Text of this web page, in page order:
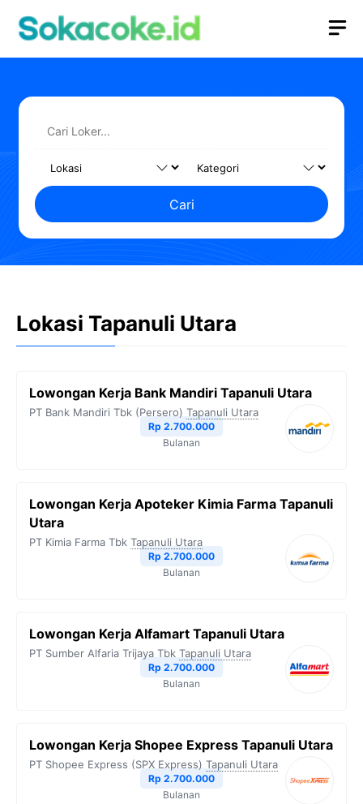
Cari
Lokasi Tapanuli Utara
Lowongan Kerja Bank Mandiri Tapanuli Utara
PT Bank Mandiri Tbk (Persero) Tapanuli Utara
Rp 2.700.000
Bulanan
Lowongan Kerja Apoteker Kimia Farma Tapanuli
Utara
PT Kimia Farma Tbk Tapanuli Utara
Rp 2.700.000
Bulanan
Lowongan Kerja Alfamart Tapanuli Utara
PT Sumber Alfaria Trijaya Tbk Tapanuli Utara
Rp 2.700.000
Bulanan
Lowongan Kerja Shopee Express Tapanuli Utara
PT Shopee Express (SPX Express) Tapanuli Utara
Rp 2.700.000
Bulanan